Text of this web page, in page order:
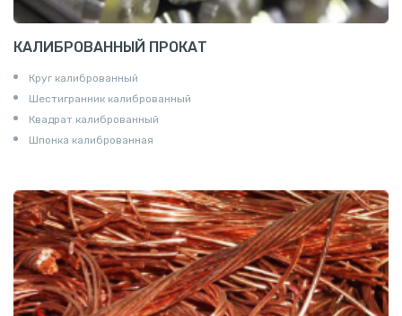
КАЛИБРОВАННЫЙ ПРОКАТ
Круг калиброванный
Шестигранник калиброванный
Квадрат калиброванный
Шпонка калиброванная